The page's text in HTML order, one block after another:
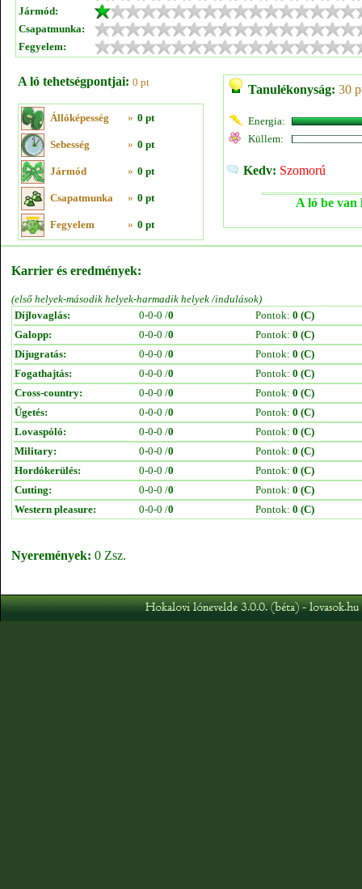
Jármód:
Csapatmunka:
Fegyelem:
A ló tehetségpontjai: 0 pt
Állóképesség » 0 pt
Sebesség » 0 pt
Jármód » 0 pt
Csapatmunka » 0 pt
Fegyelem » 0 pt
Tanulékonyság: 30
Energia:
Küllem:
Kedv: Szomorú
A ló be van
Karrier és eredmények:
(első helyek-második helyek-harmadik helyek /indulások)
Díjlovaglás:
0-0-0 /0 Pontok: 0 (C)
Galopp:
0-0-0 /0 Pontok: 0 (C)
Díjugratás:
0-0-0 /0 Pontok: 0 (C)
Fogathajtás:
0-0-0 /0 Pontok: 0 (C)
Cross-country:
0-0-0 /0 Pontok: 0 (C)
Ügetés:
0-0-0 /0 Pontok: 0 (C)
Lovaspóló:
0-0-0 /0 Pontok: 0 (C)
Military:
0-0-0 /0 Pontok: 0 (C)
Hordókerülés:
0-0-0 /0 Pontok: 0 (C)
Cutting:
0-0-0 /0 Pontok: 0 (C)
Western pleasure:
0-0-0 /0 Pontok: 0 (C)
Nyeremények: 0 Zsz.